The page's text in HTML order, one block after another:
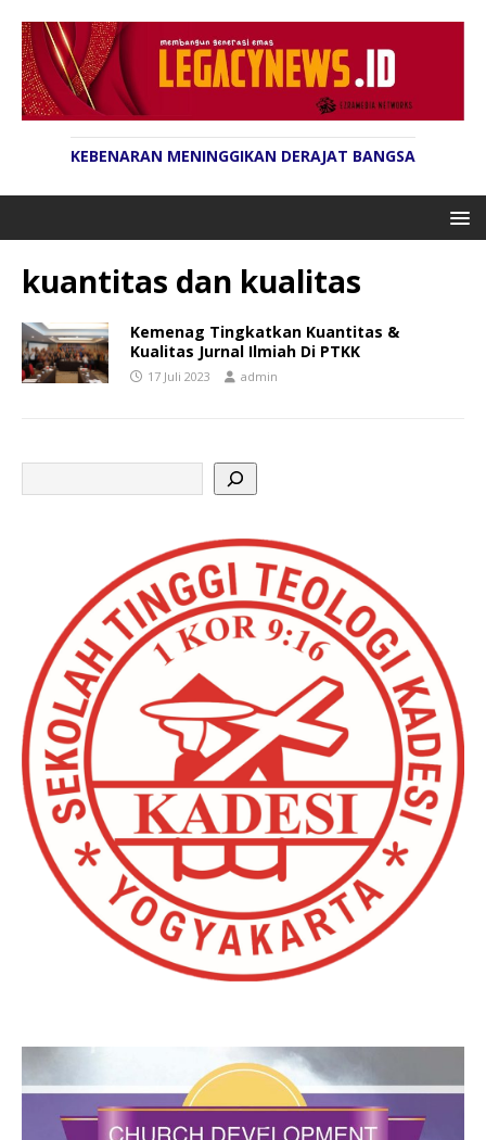
KEBENARAN MENINGGIKAN DERAJAT BANGSA
kuantitas dan kualitas
Kemenag Tingkatkan Kuantitas &
Kualitas Jurnal Ilmiah Di PTKK
17 Juli 2023 admin